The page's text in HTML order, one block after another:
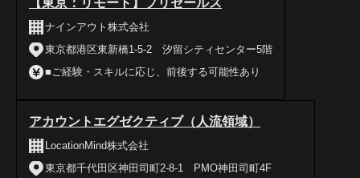
【東京：リモート】プリセールス
ナインアウト株式会社
東京都港区東新橋1-5-2 汐留シティセンター5階
■ご経験・スキルに応じ、前後する可能性あり
アカウントエグゼクティブ（人流領域）
LocationMind株式会社
東京都千代田区神田司町2-8-1 PMO神田司町4F